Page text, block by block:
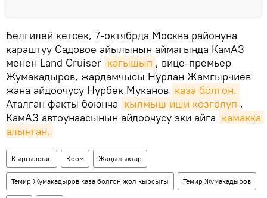
Белгилей кетсек, 7-октябрда Москва районуна
караштуу Садовое айылынын аймагында КамАЗ
менен Land Cruiser кагышып , вице-премьер
Жумакадыров, жардамчысы Нурлан Жамгырчиев
жана айдоочусу Нурбек Муканов каза болгон.
Аталган факты боюнча кылмыш иши козголуп ,
КамАЗ автоунаасынын айдоочусу эки айга камакка
алынган.
Кыргызстан Коом Жаңылыктар
Темир Жумакадыров каза болгон жол кырсыгы Темир Жумакадыров